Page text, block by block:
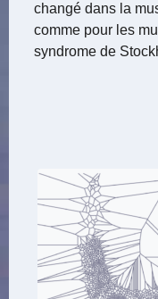
changé dans la
comme pour les
syndrome de